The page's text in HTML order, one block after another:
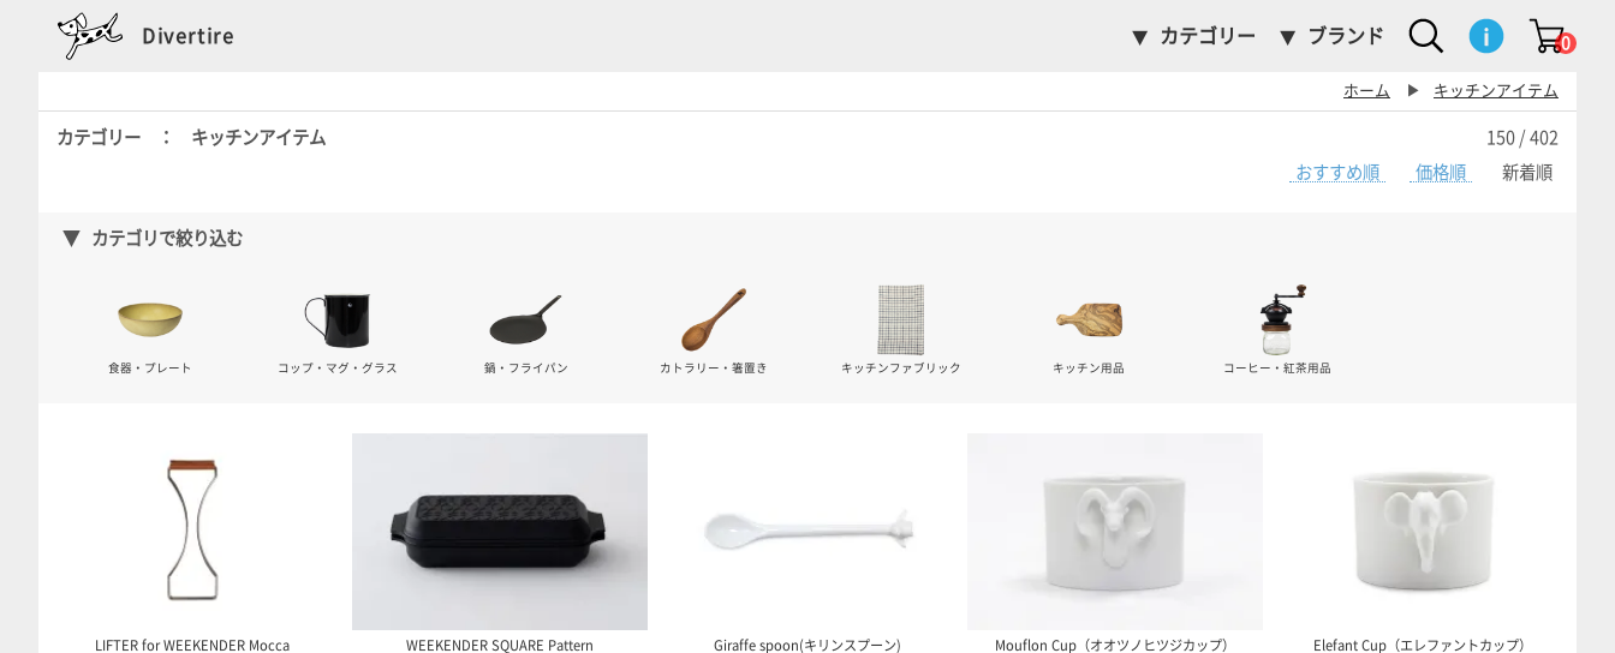
Divertire カテゴリー ブランド 0
ホーム ▶ キッチンアイテム
カテゴリー ： キッチンアイテム
150 / 402
おすすめ順
価格順 新着順
カテゴリで絞り込む
食器・プレート コップ・マグ・グラス 鍋・フライパン カトラリー・箸置き キッチンファブリック キッチン用品 コーヒー・紅茶用品
LIFTER for WEEKENDER Mocca
WEEKENDER SQUARE Pattern
Giraffe spoon(キリンスプーン)
Mouflon Cup（オオツノヒツジカップ）
Elefant Cup（エレファントカップ）